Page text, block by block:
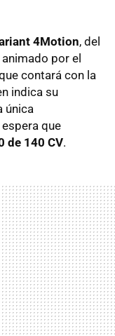
4Motion, del
por el
contará con la
indica su
única
que
de 140 CV.